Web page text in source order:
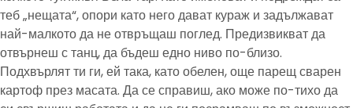
теб „нещата“, опори като него дават кураж и задължават
най-малкото да не отвръщаш поглед. Предизвикват да
отвърнеш с танц, да бъдеш едно ниво по-близо.
Подхвърлят ти ги, ей така, като обелен, още парещ сварен
картоф през масата. Да се справиш, ако може по-тихо да